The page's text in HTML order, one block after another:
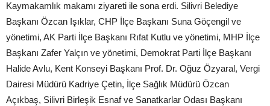
Kaymakamlık makamı ziyareti ile sona erdi. Silivri Belediye
Başkanı Özcan Işıklar, CHP İlçe Başkanı Suna Göçengil ve
yönetimi, AK Parti İlçe Başkanı Rıfat Kutlu ve yönetimi, MHP İlçe
Başkanı Zafer Yalçın ve yönetimi, Demokrat Parti İlçe Başkanı
Halide Avlu, Kent Konseyi Başkanı Prof. Dr. Oğuz Özyaral, Vergi
Dairesi Müdürü Kadriye Çetin, İlçe Sağlık Müdürü Özcan
Açıkbaş, Silivri Birleşik Esnaf ve Sanatkarlar Odası Başkanı